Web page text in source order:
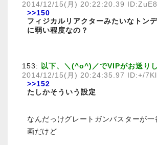
2014/12/15(月) 20:22:20.39
>>150
フィジカルリアクターみたいなトン
に弱い程度なの？
153: 以下、＼(^o^)／でVIPがお送り
2014/12/15(月) 20:24:35.97 ID:+/
>>152
たしかそういう設定
なんだっけグレートガンバスターが一
画だけど